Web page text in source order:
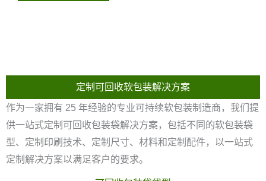
定制可回收软包装解决方案
作为一家拥有 25 年经验的专业可持续软包装制造商，我们提
供一站式定制可回收包装袋解决方案，包括不同的软包装袋
型、定制印刷技术、定制尺寸、材料和定制配件，以一站式
定制解决方案以满足客户的要求。